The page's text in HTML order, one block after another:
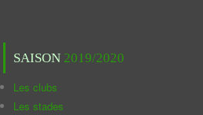
SAISON 2019/2020
Les clubs
Les stades